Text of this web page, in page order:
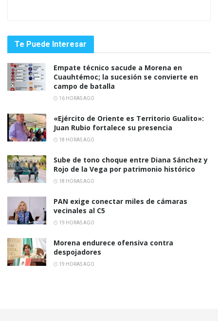
Te Puede Interesar
Empate técnico sacude a Morena en
Cuauhtémoc; la sucesión se convierte en
campo de batalla
16 HORAS AGO
«Ejército de Oriente es Territorio Gualito»:
Juan Rubio fortalece su presencia
18 HORAS AGO
Sube de tono choque entre Diana Sánchez y
Rojo de la Vega por patrimonio histórico
18 HORAS AGO
PAN exige conectar miles de cámaras
vecinales al C5
19 HORAS AGO
Morena endurece ofensiva contra
despojadores
19 HORAS AGO